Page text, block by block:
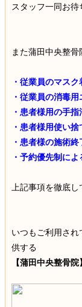
スタッフ一同お
また蒲田中央整骨
・従業員のマスク
・従業員の消毒
・患者様用の手
・患者様用使い
・患者様の施術
・予約優先制に
上記事項を徹底し
いつもご利用さ
供する
【蒲田中央整骨院】